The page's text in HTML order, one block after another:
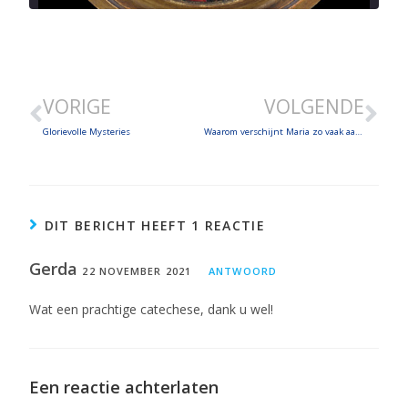
LINK
VORIGE
Glorievolle Mysteries
VOLGENDE
Waarom verschijnt Maria zo vaak aan kinderen?
DIT BERICHT HEEFT 1 REACTIE
Gerda 22 NOVEMBER 2021 ANTWOORD
Wat een prachtige catechese, dank u wel!
Een reactie achterlaten